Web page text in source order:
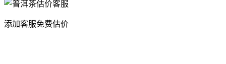
添加客服免费估价